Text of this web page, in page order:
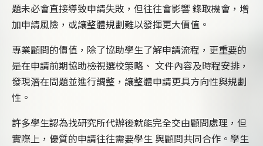
題未必會直接導致申請失敗，但往往會影響 錄取機會，增
加申請風險，或讓整體規劃難以發揮更大價值。
專業顧問的價值，除了協助學生了解申請流程，更重要的
是在申請前期協助檢視選校策略、 文件內容及時程安排，
發現潛在問題並進行調整，讓整體申請更具方向性與規劃
性。
許多學生認為找研究所代辦後就能完全交由顧問處理，但
實際上，優質的申請往往需要學生 與顧問共同合作。學生